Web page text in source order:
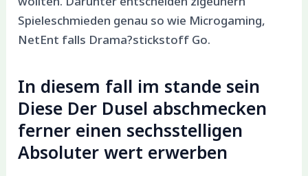
Spieleschmieden genau so wie Microgaming,
NetEnt falls Drama?stickstoff Go.
In diesem fall im stande sein
Diese Der Dusel abschmecken
ferner einen sechsstelligen
Absoluter wert erwerben